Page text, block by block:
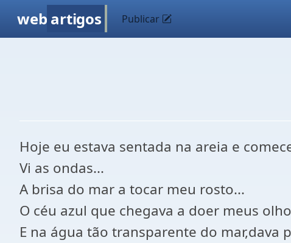
web artigos Publicar
Hoje eu estava sentada na areia e
Vi as ondas...
A brisa do mar a tocar meu rosto...
O céu azul que chegava a doer meus
E na água tão transparente do mar,dava